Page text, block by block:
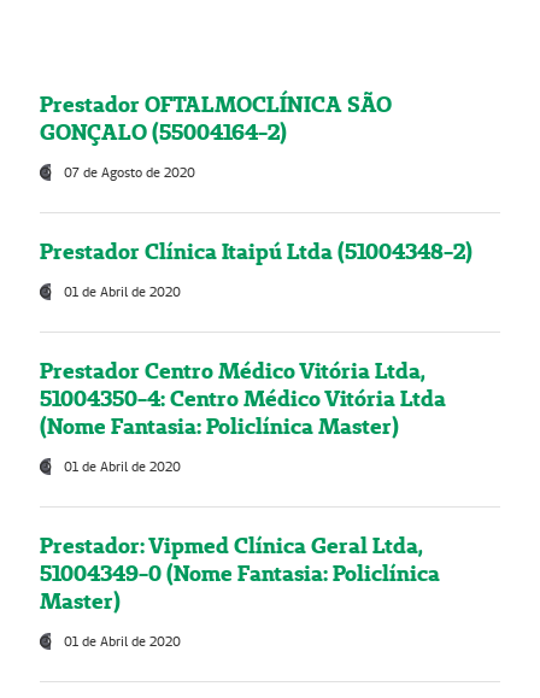
Prestador OFTALMOCLÍNICA SÃO
GONÇALO (55004164-2)
07 de Agosto de 2020
Prestador Clínica Itaipú Ltda (51004348-2)
01 de Abril de 2020
Prestador Centro Médico Vitória Ltda,
51004350-4: Centro Médico Vitória Ltda
(Nome Fantasia: Policlínica Master)
01 de Abril de 2020
Prestador: Vipmed Clínica Geral Ltda,
51004349-0 (Nome Fantasia: Policlínica
Master)
01 de Abril de 2020